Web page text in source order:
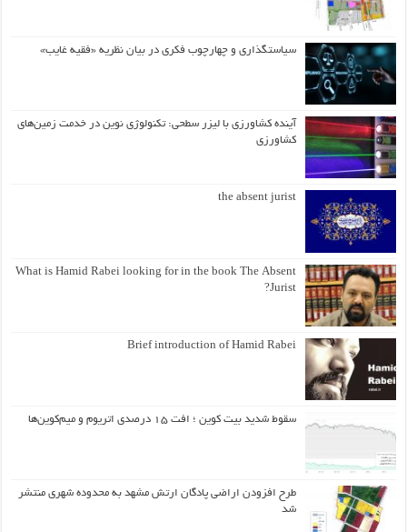
سیاستگذاری و چهارچوب فکری در بیان نظریه «فقیه غایب»
آینده کشاورزی با لیزر سطحی: تکنولوژی نوین در خدمت زمین‌های
کشاورزی
the absent jurist
What is Hamid Rabei looking for in the book The Absent
Jurist?
Brief introduction of Hamid Rabei
سقوط شدید بیت کوین ؛ افت ۱۵ درصدی اتریوم و میم‌کوین‌ها
طرح افزودن اراضی پادگان ارتش مشهد به محدوده شهری منتشر
شد